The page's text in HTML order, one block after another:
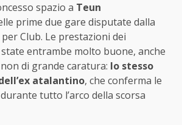
spazio a Teun
prime due gare disputate dalla
Club. Le prestazioni dei
entrambe molto buone, anche
di grande caratura: lo stesso
atalantino, che conferma le
tutto l’arco della scorsa